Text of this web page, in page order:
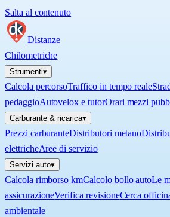
Salta al contenuto
Distanze
Chilometriche
Strumenti▾
Calcola percorsoTraffico in tempo reale
pedaggioAutovelox e tutorOrari mezzi
Carburante & ricarica▾
Prezzi carburanteDistributori metano
elettricheAree di servizio
Servizi auto▾
Calcola rimborso kmCalcolo bollo autoLe
assicurazioneVerifica revisioneCerca
ambientale